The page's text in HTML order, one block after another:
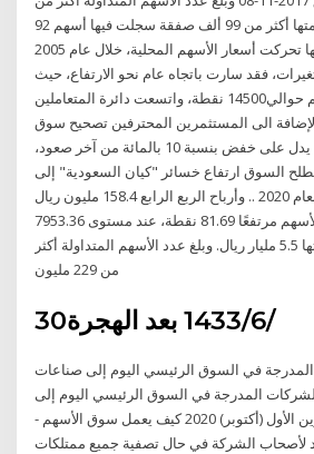
193 مليون سهم تقاسمتها أكثر من 99 ألف صفقة سجلت فيها أسهم 92
شركة ارتفاعاً في قيمتها تحركت أسعار الأسهم المحلية، خلال عام 2005
فقد سارت باتجاه عام نحو الارتفاع، حيث
ارتفع مؤشر سوق الأسهم حوالي14500 نقطة، واتسعت دائرة المتعاملين
الى المستثمرين المحترفين تصحيح سوق
الأسهم، هو مصطلح تقني يدل على خفض بنسبة 10 بالمائة من آخر صعود،
السوق ارتفاع خسائر "كيان السعودية" إلى
784.7 مليون ريال بنهاية العام 2020 .. وأرباح الربع الرابع 158.4 مليون ريال
أرقام أغلق مؤشر سوق الأسهم مرتفعًا 81.69 نقطة، عند مستوى 7953.36
نقطة، بتداولات بلغت قيمتها 5.5 مليار ريال. وبلغ عدد الأسهم المتداولة أكثر
من 229 مليون
30‏‏/6‏‏/1433 بعد الهجرة
في السوق الرئيسي اليوم إلى صناعات
المدرجة في السوق الرئيسي اليوم إلى
صناعات سوقية. 27 تشرين الأول (أكتوبر) 2020 كيف يعمل سوق الأسهم -
لأصحاب الشركة في حال تصفية جميع ممتلكات